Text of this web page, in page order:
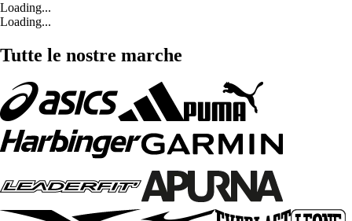
Loading...
Loading...
Tutte le nostre marche